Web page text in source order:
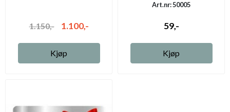
1.150,- 1.100,-
Kjøp
Art.nr: 50005
59,-
Kjøp